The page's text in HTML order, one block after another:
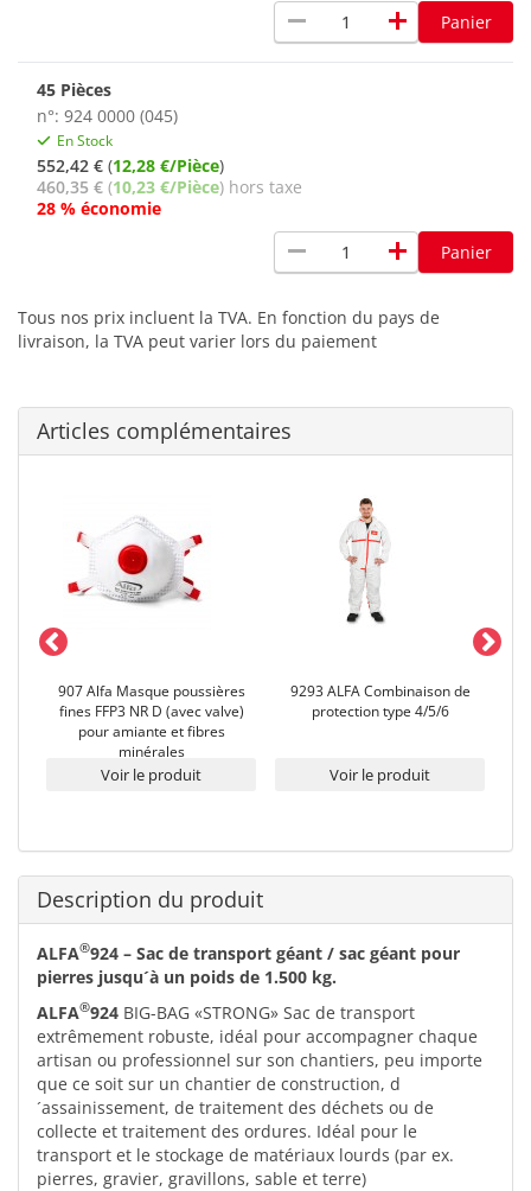
remove add Panier
45 Pièces
n°: 924 0000 (045)
En Stock
552,42 € (12,28 €/Pièce)
460,35 € (10,23 €/Pièce) hors taxe
28 % économie
remove add Panier
Tous nos prix incluent la TVA. En fonction du pays de
livraison, la TVA peut varier lors du paiement
Articles complémentaires
907 Alfa Masque poussières
fines FFP3 NR D (avec valve)
pour amiante et fibres
minérales
Voir le produit
9293 ALFA Combinaison de
protection type 4/5/6
Voir le produit
Description du produit
ALFA®924 – Sac de transport géant / sac géant pour
pierres jusqu´à un poids de 1.500 kg.
ALFA®924 BIG-BAG «STRONG» Sac de transport
extrêmement robuste, idéal pour accompagner chaque
artisan ou professionnel sur son chantiers, peu importe
que ce soit sur un chantier de construction, d
´assainissement, de traitement des déchets ou de
collecte et traitement des ordures. Idéal pour le
transport et le stockage de matériaux lourds (par ex.
pierres, gravier, gravillons, sable et terre)